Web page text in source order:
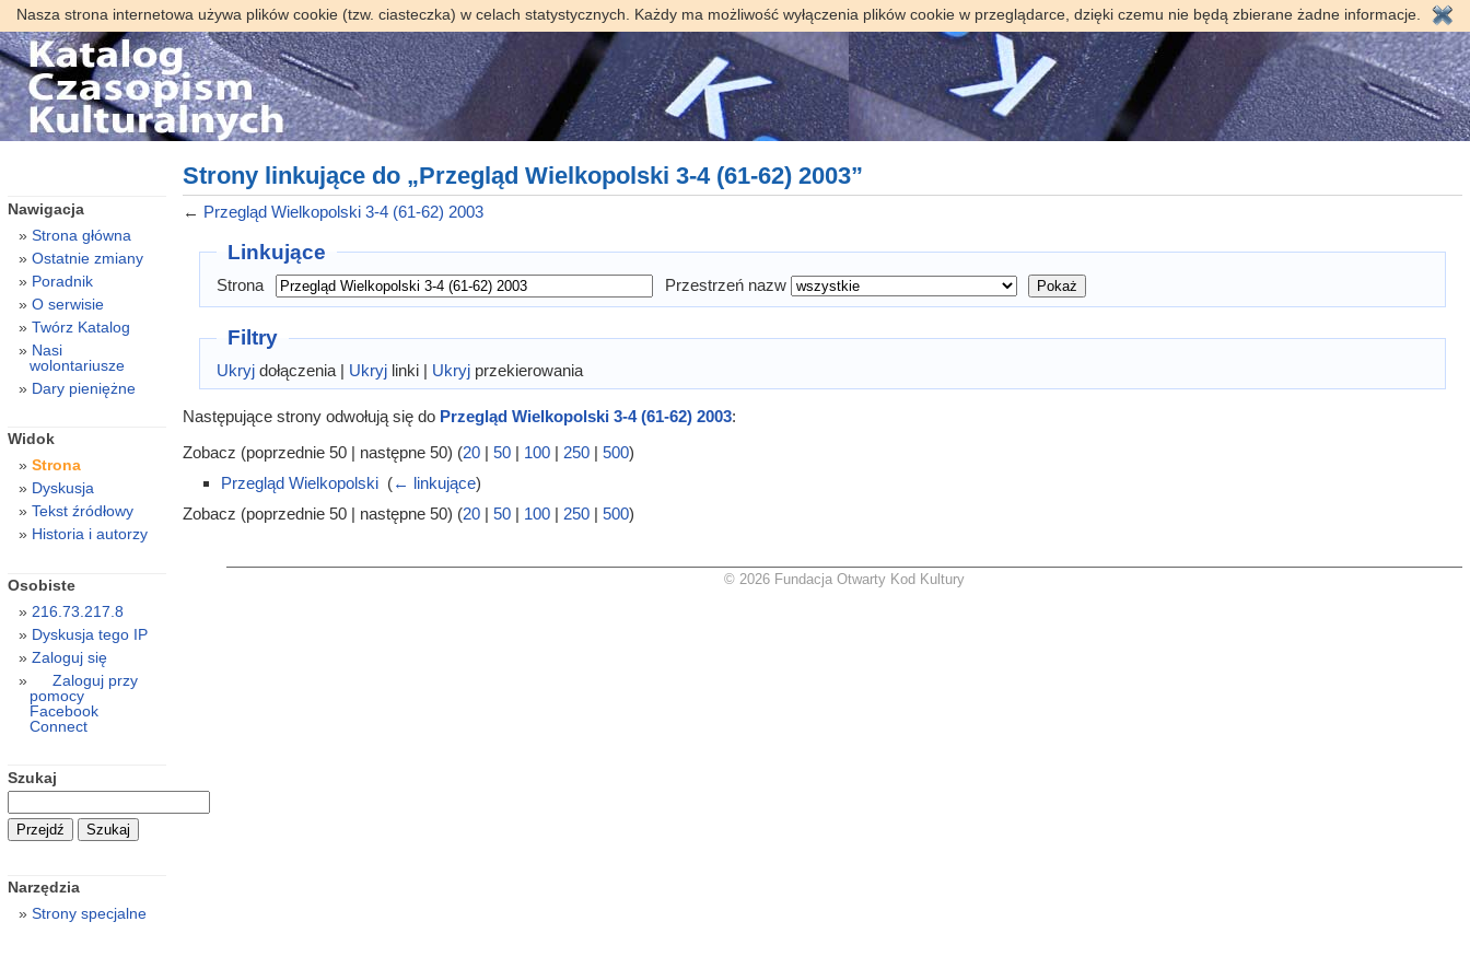
Nasza strona internetowa używa plików cookie (tzw. ciasteczka) w celach statystycznych. Każdy ma możliwość wyłączenia plików cookie w przeglądarce, dzięki czemu nie będą zbierane żadne informacje.
Strony linkujące do „Przegląd Wielkopolski 3-4 (61-62) 2003”
← Przegląd Wielkopolski 3-4 (61-62) 2003
Linkujące
Strona Przestrzeń nazw
Filtry
Ukryj dołączenia | Ukryj linki | Ukryj przekierowania
Następujące strony odwołują się do Przegląd Wielkopolski 3-4 (61-62) 2003:
Zobacz (poprzednie 50 | następne 50) (20| 50| 100| 250| 500)
Przegląd Wielkopolski‎ (← linkujące)
Zobacz (poprzednie 50 | następne 50) (20| 50| 100| 250| 500)
Nawigacja
Strona główna
Ostatnie zmiany
Poradnik
O serwisie
Twórz Katalog
Nasi
wolontariusze
Dary pieniężne
Widok
Strona
Dyskusja
Tekst źródłowy
Historia i autorzy
Osobiste
216.73.217.8
Dyskusja tego IP
Zaloguj się
Zaloguj przy
pomocy
Facebook
Connect
Szukaj
Narzędzia
Strony specjalne
© 2026 Fundacja Otwarty Kod Kultury